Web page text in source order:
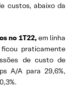
custos, abaixo da
no 1T22,em linha
praticamente
de custo de
A/A para 29,6%,